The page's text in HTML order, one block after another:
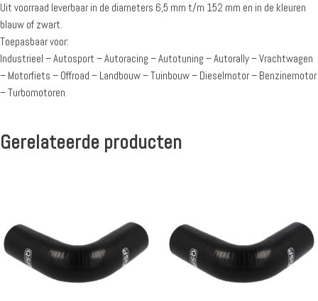
Uit voorraad leverbaar in de diameters 6,5 mm t/m 152 mm en in de kleuren
blauw of zwart.
Toepasbaar voor:
Industrieel – Autosport – Autoracing – Autotuning – Autorally – Vrachtwagen
– Motorfiets – Offroad – Landbouw – Tuinbouw – Dieselmotor – Benzinemotor
– Turbomotoren
Gerelateerde producten